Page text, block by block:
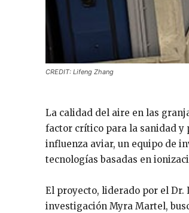
CREDIT: Lifeng Zhang
La calidad del aire en las
factor crítico para la sanidad y
influenza aviar, un equipo de
tecnologías basadas en
El proyecto, liderado por el Dr.
investigación Myra Martel,